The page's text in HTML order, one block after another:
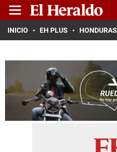
INICIO EH PLUS HONDURAS